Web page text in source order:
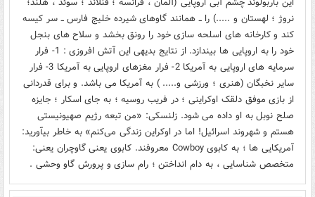
نروژ ؛ لهستان و .....) را ــ همانند گاوهای شیرده خلیج فارس ــ سر کیسه
کند و کارخانه های اسلحه سازی خود را رونق بخشد و سلاح های بنجل
خود را به اروپایی ها بیندازد. از نتایج بدیهی این آتش افروزی : 1- فرار
سرمایه های اروپایی به آمریکا 2- فرار مغزهای اروپایی به آمریکا 3- فرار
سایر نخبگان (هنری ؛ ورزشی و..... ) به آمریکا می باشد. و برای قدردانی
از بازی موفق دلقک اوکراینی ؛ در فریب روسیه ؛ به جای اسکار ؛ جایزه
صلح نوبل به او داده می شود. زلنسکی: «من تبعه رژیم صهیونیستی
هستم و شهروند اسرائیل! اما در اوکراین زندگی می‌کنم» به خاطر بیآورید:
آمریکایی ها ؛ به کابوی Cowboy معروفند. کابوی یعنی گاوچران یعنی:
متخصص شناسایی ، به دام انداختن ؛ رام سازی و پرورش گاو وحشی .